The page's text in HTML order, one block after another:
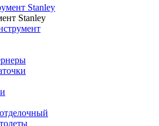
Stanley
Stanley